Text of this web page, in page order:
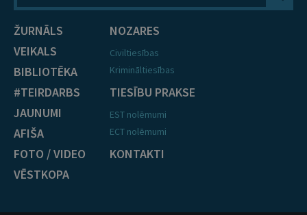
ŽURNĀLS
VEIKALS
BIBLIOTĒKA
#TEIRDARBS
JAUNUMI
AFIŠA
FOTO / VIDEO
VĒSTKOPA
NOZARES
Civiltiesības
Krimināltiesības
TIESĪBU PRAKSE
EST nolēmumi
ECT nolēmumi
KONTAKTI